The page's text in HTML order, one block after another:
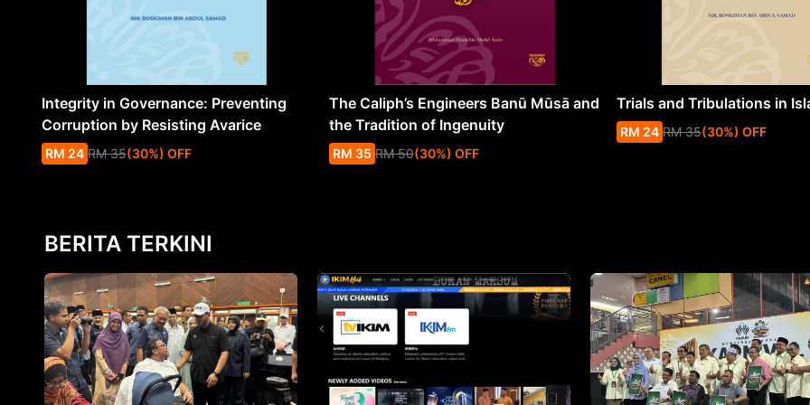
Integrity in Governance: Preventing
Corruption by Resisting Avarice
RM 24 RM 35(30%) OFF
The Caliph’s Engineers Banū Mūsā and
the Tradition of Ingenuity
RM 35 RM 50(30%) OFF
Trials and Tribulations in
RM 24 RM 35(30%) OFF
BERITA TERKINI